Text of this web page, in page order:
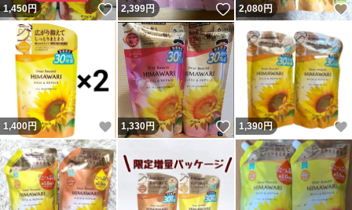
1,450円 いいね！
2,399円 いいね！
2,080円
1,400円 いいね！
1,330円 いいね！
1,390円